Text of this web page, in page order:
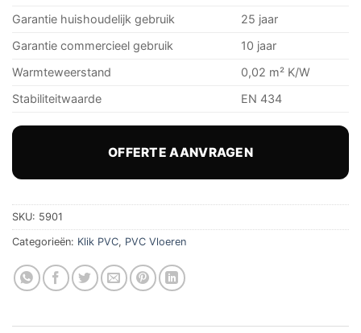
Garantie huishoudelijk gebruik
25 jaar
Garantie commercieel gebruik
10 jaar
Warmteweerstand
0,02 m² K/W
Stabiliteitwaarde
EN 434
OFFERTE AANVRAGEN
SKU: 5901
Categorieën: Klik PVC, PVC Vloeren